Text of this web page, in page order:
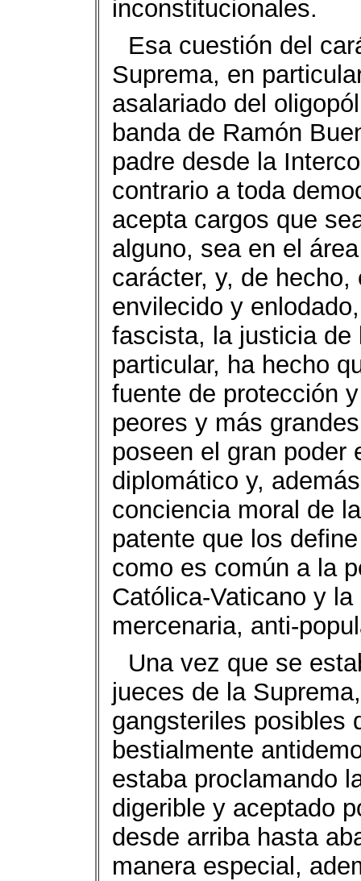
inconstitucionales.
Esa cuestión del
Suprema, en
asalariado del
banda de Ramón
padre desde la
contrario a toda
acepta cargos que
alguno, sea en el
carácter, y, de
envilecido y
fascista, la justicia
particular, ha hecho
fuente de protección
peores y más
poseen el gran poder
diplomático y,
conciencia moral de
patente que los
como es común a la
Católica-Vaticano y
mercenaria, anti-
Una vez que se
jueces de la
gangsteriles posibles
bestialmente
estaba proclamando
digerible y aceptado
desde arriba hasta
manera especial,